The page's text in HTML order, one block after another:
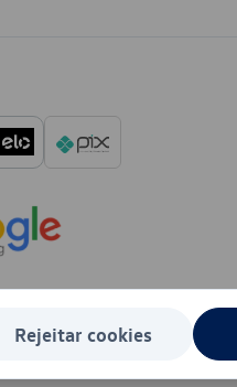
Rejeitar cookies